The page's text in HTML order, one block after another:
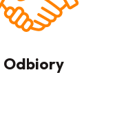
Odbiory